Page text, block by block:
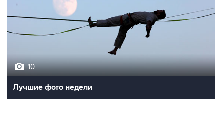
Лучшие фото недели